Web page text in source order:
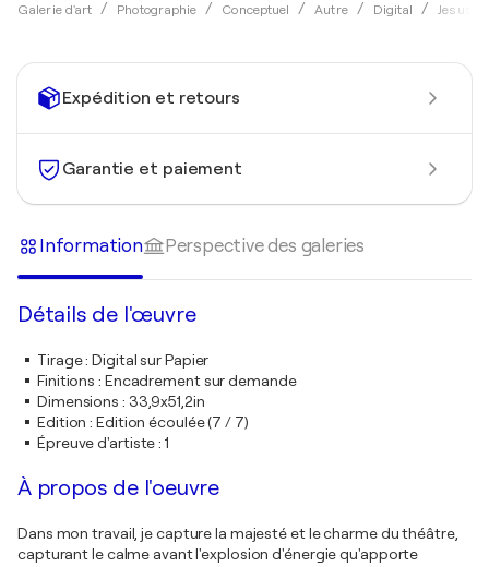
Galerie d'art Photographie Conceptuel Autre Digital Jesus
Expédition et retours
Garantie et paiement
Information Perspective des galeries
Détails de l'œuvre
Tirage:Digital sur Papier
Finitions : Encadrement sur demande
Dimensions : 33,9x51,2in
Edition :Edition écoulée (7 / 7)
Épreuve d'artiste:1
À propos de l'oeuvre
Dans mon travail, je capture la majesté et le charme du théâtre,
capturant le calme avant l'explosion d'énergie qu'apporte